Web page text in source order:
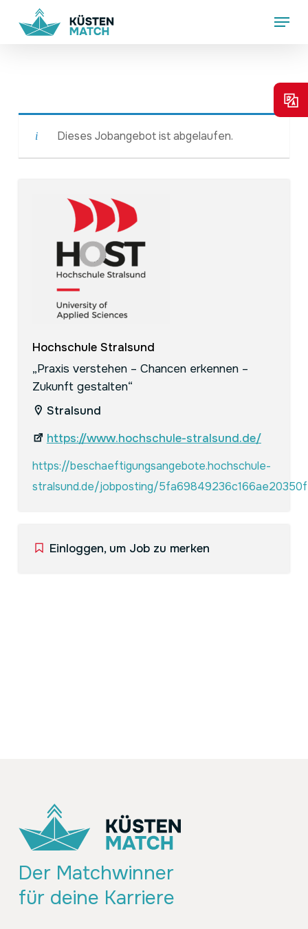
Menu
Dieses Jobangebot ist abgelaufen.
Hochschule Stralsund
„Praxis verstehen – Chancen erkennen –
Zukunft gestalten“
Stralsund
https://www.hochschule-stralsund.de/
https://beschaeftigungsangebote.hochschule-
stralsund.de/jobposting/
Einloggen, um Job zu merken
Der Matchwinner
für deine Karriere